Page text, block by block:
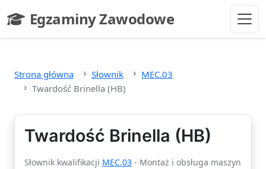
Egzaminy Zawodowe
- strona główna
Strona główna Słownik
MEC.03
Twardość Brinella (HB)
Twardość Brinella (HB)
Słownik kwalifikacji MEC.03 - Montaż i obsługa maszyn